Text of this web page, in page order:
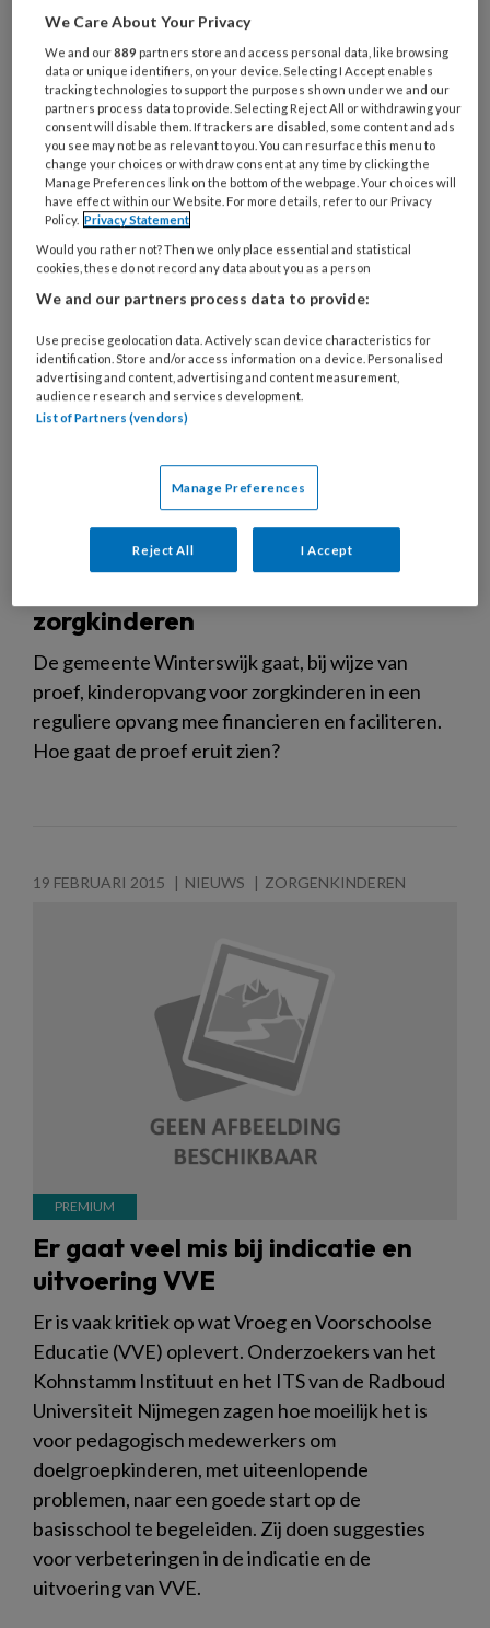
Sardes benaderd voor een verkennend onderzoek
naar het gebruik van dit artikel. Wat is er uit het
onderzoek gekomen?
23 FEBRUARI 2017 NIEUWS
zorgkinderen
De gemeente Winterswijk gaat, bij wijze van
proef, kinderopvang voor zorgkinderen in een
reguliere opvang mee financieren en faciliteren.
Hoe gaat de proef eruit zien?
19 FEBRUARI 2015 NIEUWS ZORGENKINDEREN
Er gaat veel mis bij indicatie en
uitvoering VVE
Er is vaak kritiek op wat Vroeg en Voorschoolse
Educatie (VVE) oplevert. Onderzoekers van het
Kohnstamm Instituut en het ITS van de Radboud
Universiteit Nijmegen zagen hoe moeilijk het is
voor pedagogisch medewerkers om
doelgroepkinderen, met uiteenlopende
problemen, naar een goede start op de
basisschool te begeleiden. Zij doen suggesties
voor verbeteringen in de indicatie en de
uitvoering van VVE.
We Care About Your Privacy
We and our889 partners store and access personal data, like browsing
data or unique identifiers, on your device. Selecting I Accept enables
tracking technologies to support the purposes shown under we and our
partners process data to provide. Selecting Reject All or withdrawing your
consent will disable them. If trackers are disabled, some content and ads
you see may not be as relevant to you. You can resurface this menu to
change your choices or withdraw consent at any time by clicking the
Manage Preferences link on the bottom of the webpage. Your choices will
have effect within our Website. For more details, refer to our Privacy
Policy. Privacy Statement
Would you rather not? Then we only place essential and statistical
cookies, these do not record any data about you as a person
We and our partners process data to provide:
Use precise geolocation data. Actively scan device characteristics for
identification. Store and/or access information on a device. Personalised
advertising and content, advertising and content measurement,
audience research and services development.
List of Partners (vendors)
Manage Preferences
Reject All I Accept